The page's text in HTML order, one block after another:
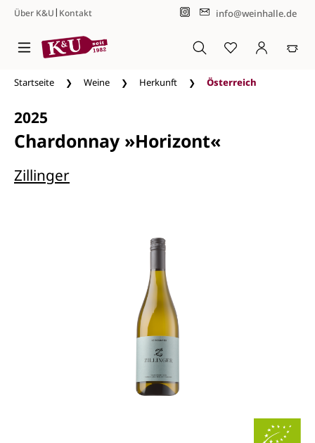
Zum Hauptinhalt springen
Über K&U| Kontakt info@weinhalle.de
Startseite Weine Herkunft Österreich
2025
Chardonnay »Horizont«
Zillinger